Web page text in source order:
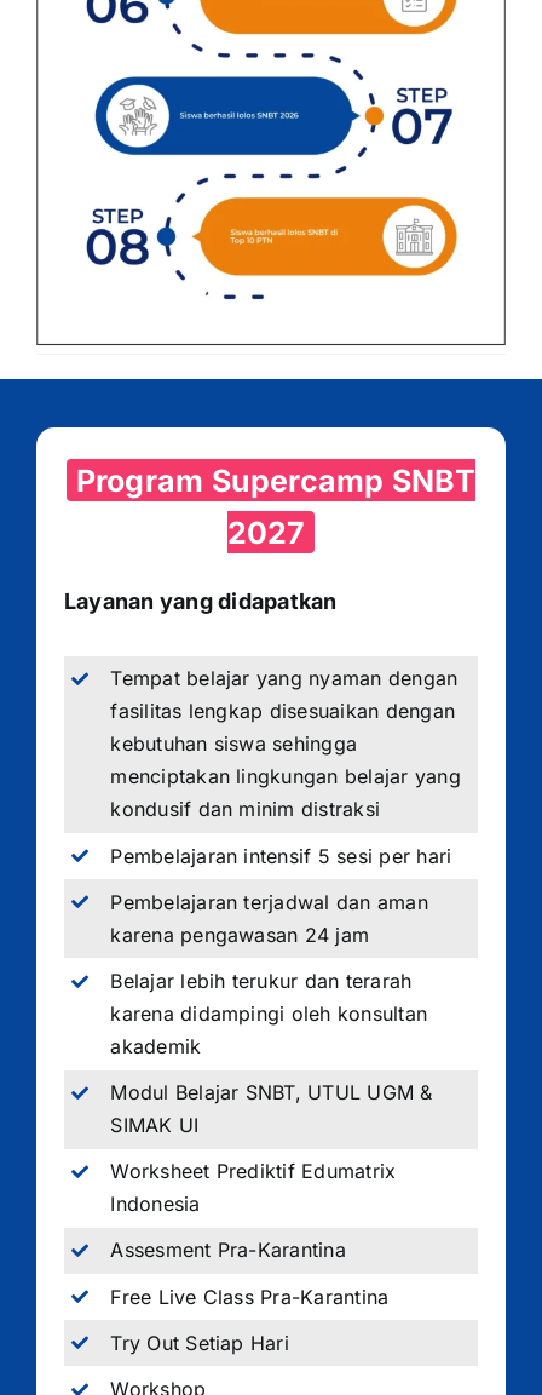
Program Supercamp SNBT
2027
Layanan yang didapatkan
Tempat belajar yang nyaman dengan
fasilitas lengkap disesuaikan dengan
kebutuhan siswa sehingga
menciptakan lingkungan belajar yang
kondusif dan minim distraksi
Pembelajaran intensif 5 sesi per hari
Pembelajaran terjadwal dan aman
karena pengawasan 24 jam
Belajar lebih terukur dan terarah
karena didampingi oleh konsultan
akademik
Modul Belajar SNBT, UTUL UGM &
SIMAK UI
Worksheet Prediktif Edumatrix
Indonesia
Assesment Pra-Karantina
Free Live Class Pra-Karantina
Try Out Setiap Hari
Workshop